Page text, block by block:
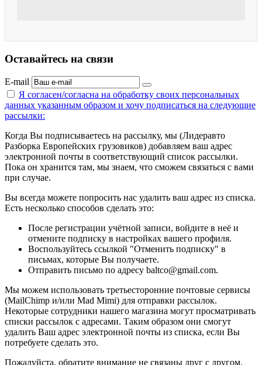
Оставайтесь на связи
E-mail
Я согласен/согласна на обработку своих персональных
данных указанным образом и хочу подписаться на следующие
рассылки:
Когда Вы подписываетесь на рассылку, мы (Лидеравто
Разборка Европейских грузовиков) добавляем ваш адрес
электронной почты в соответствующий список рассылки.
Пока он хранится там, мы знаем, что сможем связаться с вами
при случае.
Вы всегда можете попросить нас удалить ваш адрес из списка.
Есть несколько способов сделать это:
После регистрации учётной записи, войдите в неё и
отмените подписку в настройках вашего профиля.
Воспользуйтесь ссылкой "Отменить подписку" в
письмах, которые Вы получаете.
Отправить письмо по адресу baltco@gmail.com.
Мы можем использовать третьесторонние почтовые сервисы
(MailChimp и/или Mad Mimi) для отправки рассылок.
Некоторые сотрудники нашего магазина могут просматривать
списки рассылок с адресами. Таким образом они смогут
удалить Ваш адрес электронной почты из списка, если Вы
потребуете сделать это.
Пожалуйста, обратите внимание не связаны друг с другом.